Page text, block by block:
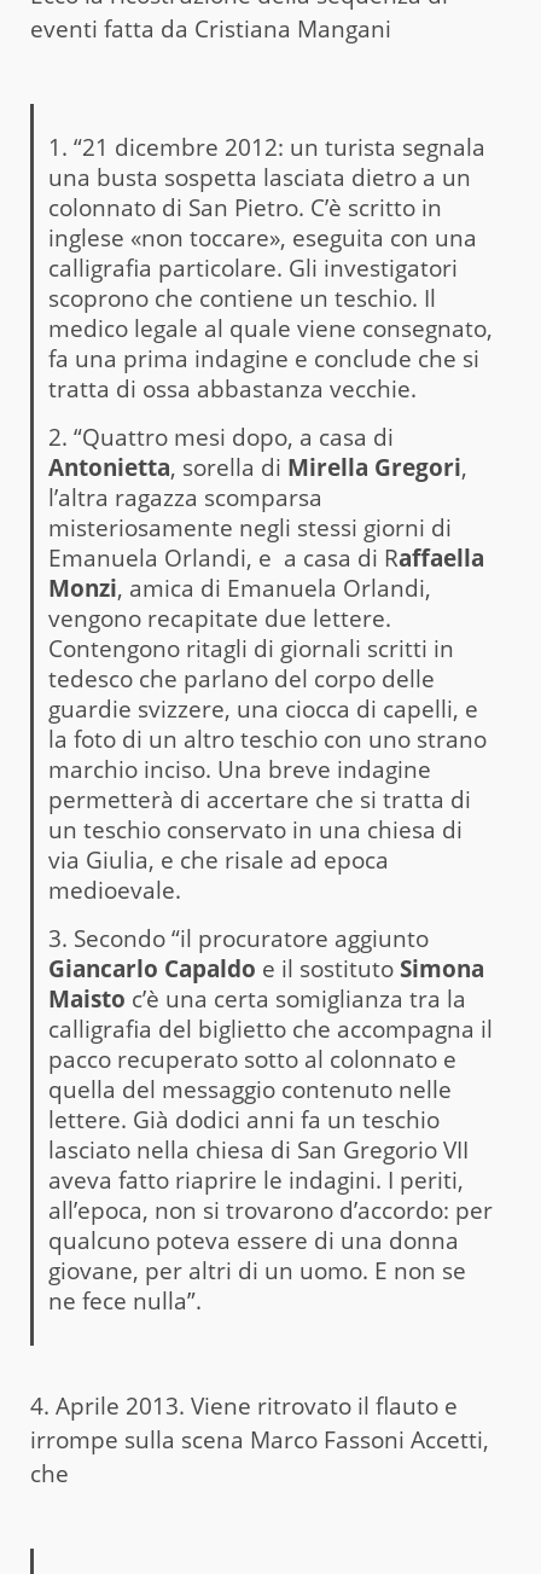
eventi fatta da Cristiana Mangani
1. “21 dicembre 2012: un turista segnala
una busta sospetta lasciata dietro a un
colonnato di San Pietro. C’è scritto in
inglese «non toccare», eseguita con una
calligrafia particolare. Gli investigatori
scoprono che contiene un teschio. Il
medico legale al quale viene consegnato,
fa una prima indagine e conclude che si
tratta di ossa abbastanza vecchie.
2. “Quattro mesi dopo, a casa di
Antonietta, sorella di Mirella Gregori,
l’altra ragazza scomparsa
misteriosamente negli stessi giorni di
Emanuela Orlandi, e a casa di Raffaella
Monzi, amica di Emanuela Orlandi,
vengono recapitate due lettere.
Contengono ritagli di giornali scritti in
tedesco che parlano del corpo delle
guardie svizzere, una ciocca di capelli, e
la foto di un altro teschio con uno strano
marchio inciso. Una breve indagine
permetterà di accertare che si tratta di
un teschio conservato in una chiesa di
via Giulia, e che risale ad epoca
medioevale.
3. Secondo “il procuratore aggiunto
Giancarlo Capaldo e il sostituto Simona
Maisto c’è una certa somiglianza tra la
calligrafia del biglietto che accompagna il
pacco recuperato sotto al colonnato e
quella del messaggio contenuto nelle
lettere. Già dodici anni fa un teschio
lasciato nella chiesa di San Gregorio VII
aveva fatto riaprire le indagini. I periti,
all’epoca, non si trovarono d’accordo: per
qualcuno poteva essere di una donna
giovane, per altri di un uomo. E non se
ne fece nulla”.
4. Aprile 2013. Viene ritrovato il flauto e
irrompe sulla scena Marco Fassoni Accetti,
che